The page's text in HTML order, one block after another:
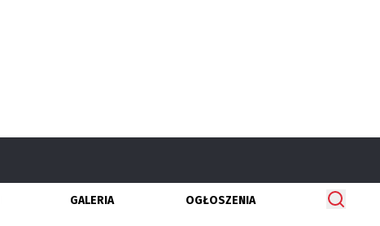
GALERIA OGŁOSZENIA